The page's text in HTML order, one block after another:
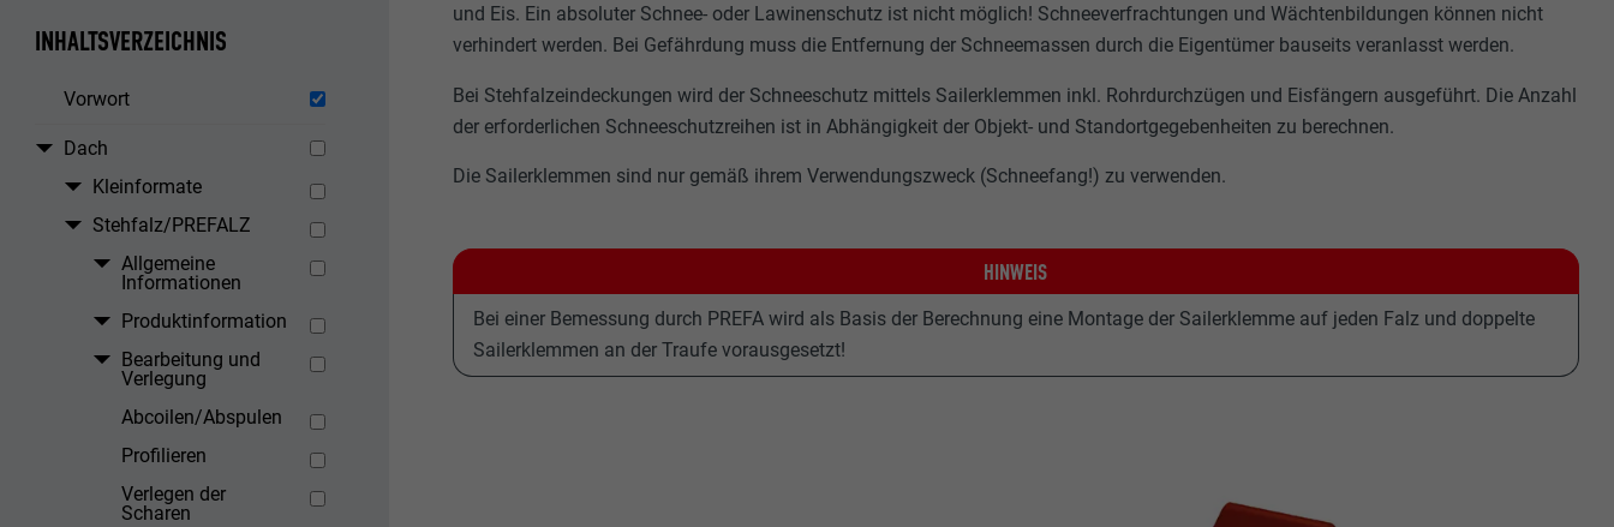
INHALTSVERZEICHNIS
Vorwort
Dach
Kleinformate
Stehfalz/PREFALZ
Allgemeine
Informationen
Produktinformation
Bearbeitung und
Verlegung
Abcoilen/Abspulen
Profilieren
Verlegen der
Scharen
und Eis. Ein absoluter Schnee- oder Lawinenschutz ist nicht möglich! Schneeverfrachtungen und Wächtenbildungen können nicht
verhindert werden. Bei Gefährdung muss die Entfernung der Schneemassen durch die Eigentümer bauseits veranlasst werden.
Bei Stehfalzeindeckungen wird der Schneeschutz mittels Sailerklemmen inkl. Rohrdurchzügen und Eisfängern ausgeführt. Die Anzahl
der erforderlichen Schneeschutzreihen ist in Abhängigkeit der Objekt- und Standortgegebenheiten zu berechnen.
Die Sailerklemmen sind nur gemäß ihrem Verwendungszweck (Schneefang!) zu verwenden.
HINWEIS
Bei einer Bemessung durch PREFA wird als Basis der Berechnung eine Montage der Sailerklemme auf jeden Falz und doppelte
Sailerklemmen an der Traufe vorausgesetzt!